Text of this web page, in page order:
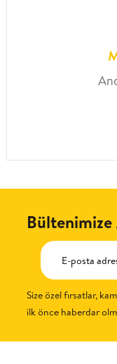
Size özel fırsatlar,
ilk önce haberdar